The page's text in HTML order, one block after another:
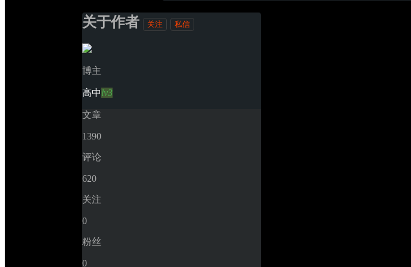
关于作者 关注 私信
博主
高中lv3
文章
1390
评论
620
关注
0
粉丝
0